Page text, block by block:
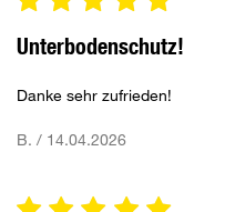
Unterbodenschutz!
Danke sehr zufrieden!
B. / 14.04.2026